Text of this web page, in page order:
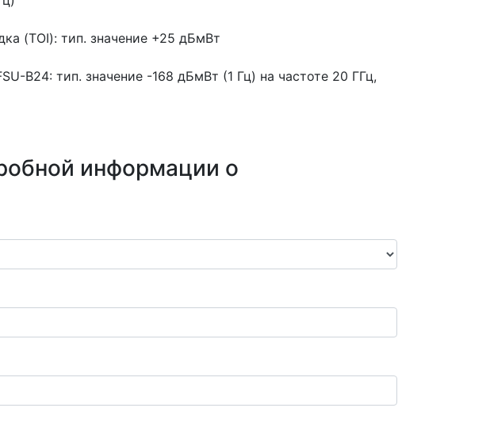
(TOI): тип. значение +25 дБмВт
B24: тип. значение -168 дБмВт (1 Гц) на частоте 20 ГГц,
информации о